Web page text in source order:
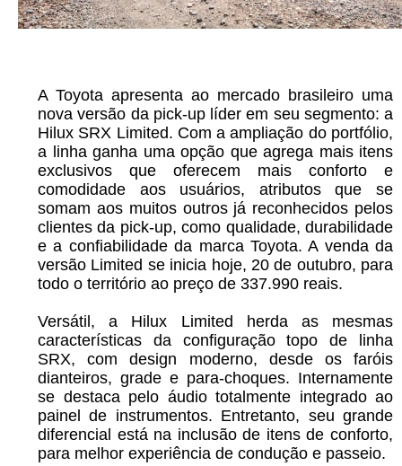
A Toyota apresenta ao mercado brasileiro uma
nova versão da pick-up líder em seu segmento: a
Hilux SRX Limited. Com a ampliação do portfólio,
a linha ganha uma opção que agrega mais itens
exclusivos que oferecem mais conforto e
comodidade aos usuários, atributos que se
somam aos muitos outros já reconhecidos pelos
clientes da pick-up, como qualidade, durabilidade
e a confiabilidade da marca Toyota. A venda da
versão Limited se inicia hoje, 20 de outubro, para
todo o território ao preço de 337.990 reais.
Versátil, a Hilux Limited herda as mesmas
características da configuração topo de linha
SRX, com design moderno, desde os faróis
dianteiros, grade e para-choques. Internamente
se destaca pelo áudio totalmente integrado ao
painel de instrumentos. Entretanto, seu grande
diferencial está na inclusão de itens de conforto,
para melhor experiência de condução e passeio.